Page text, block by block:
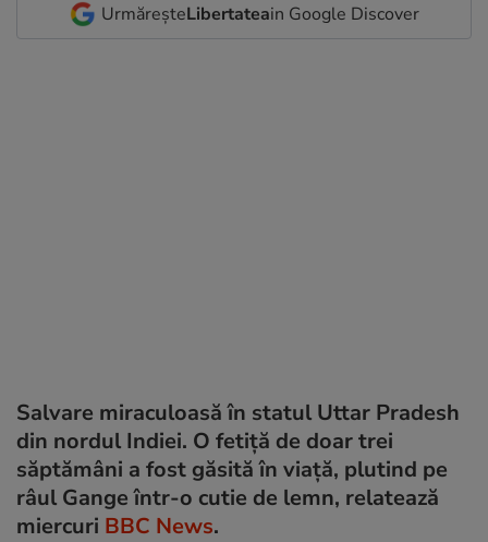
UrmăreșteLibertateain Google Discover
Salvare miraculoasă în statul Uttar Pradesh
din nordul Indiei. O fetiță de doar trei
săptămâni a fost găsită în viață, plutind pe
râul Gange într-o cutie de lemn, relatează
miercuri BBC News.